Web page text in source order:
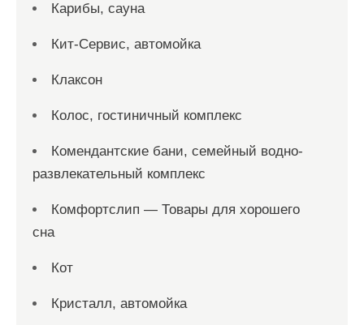
Карибы, сауна
Кит-Сервис, автомойка
Клаксон
Колос, гостиничный комплекс
Комендантские бани, семейный водно-
развлекательный комплекс
Комфортслип — Товары для хорошего
сна
Кот
Кристалл, автомойка